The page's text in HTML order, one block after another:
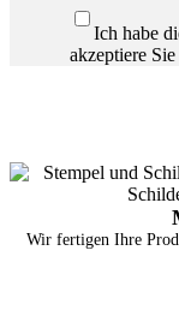
Ich habe
akzeptiere
Wir fertigen Ihre